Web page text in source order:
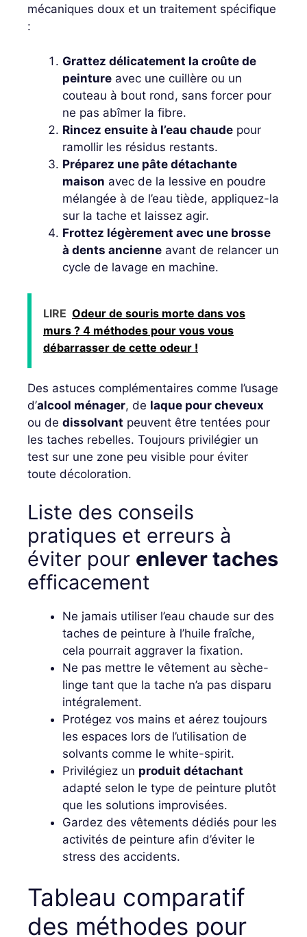
mécaniques doux et un traitement spécifique
:
Grattez délicatement la croûte de
peinture avec une cuillère ou un
couteau à bout rond, sans forcer pour
ne pas abîmer la fibre.
Rincez ensuite à l’eau chaude pour
ramollir les résidus restants.
Préparez une pâte détachante
maison avec de la lessive en poudre
mélangée à de l’eau tiède, appliquez-la
sur la tache et laissez agir.
Frottez légèrement avec une brosse
à dents ancienne avant de relancer un
cycle de lavage en machine.
LIRE Odeur de souris morte dans vos
murs ? 4 méthodes pour vous vous
débarrasser de cette odeur !
Des astuces complémentaires comme l’usage
d’alcool ménager, de laque pour cheveux
ou de dissolvant peuvent être tentées pour
les taches rebelles. Toujours privilégier un
test sur une zone peu visible pour éviter
toute décoloration.
Liste des conseils
pratiques et erreurs à
éviter pour enlever taches
efficacement
Ne jamais utiliser l’eau chaude sur des
taches de peinture à l’huile fraîche,
cela pourrait aggraver la fixation.
Ne pas mettre le vêtement au sèche-
linge tant que la tache n’a pas disparu
intégralement.
Protégez vos mains et aérez toujours
les espaces lors de l’utilisation de
solvants comme le white-spirit.
Privilégiez un produit détachant
adapté selon le type de peinture plutôt
que les solutions improvisées.
Gardez des vêtements dédiés pour les
activités de peinture afin d’éviter le
stress des accidents.
Tableau comparatif
des méthodes pour